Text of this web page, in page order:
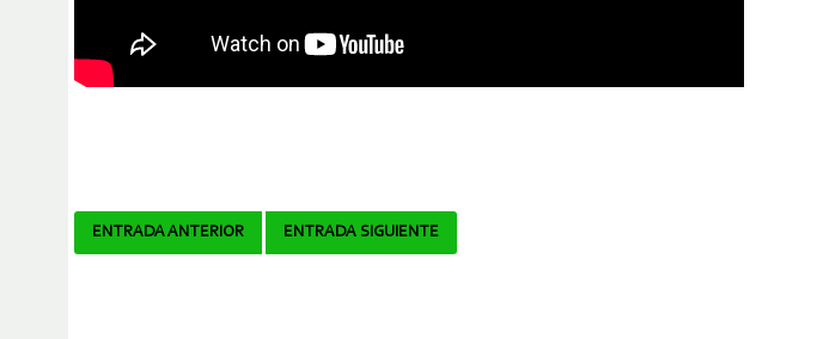
Navegador
ENTRADA ANTERIOR ENTRADA SIGUIENTE